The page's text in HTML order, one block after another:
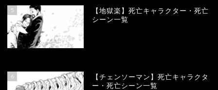
5
【地獄楽】死亡キャラクター・死亡
シーン一覧
6
【チェンソーマン】死亡キャラクタ
ー・死亡シーン一覧